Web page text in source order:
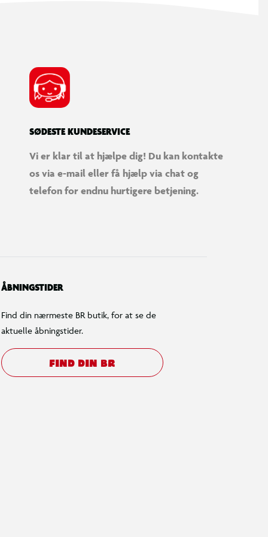
SØDESTE KUNDESERVICE
Vi er klar til at hjælpe dig! Du kan kontakte
os via e-mail eller få hjælp via chat og
telefon for endnu hurtigere betjening.
ÅBNINGSTIDER
Find din nærmeste BR butik, for at se de
aktuelle åbningstider.
FIND DIN BR